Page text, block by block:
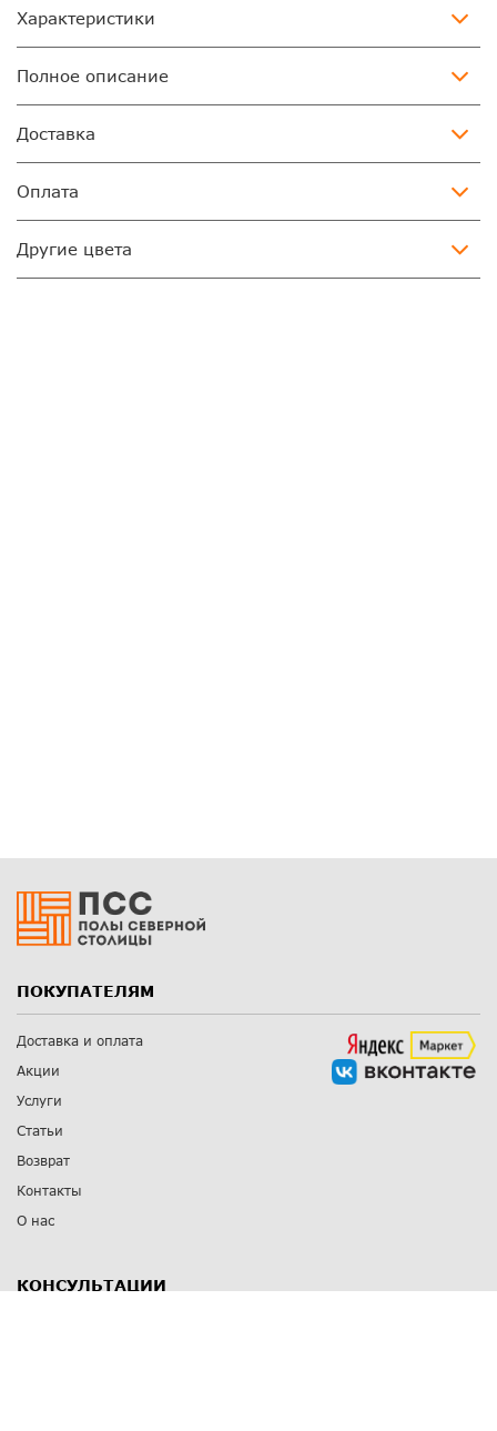
Характеристики
Полное описание
Доставка
Оплата
Другие цвета
ПОКУПАТЕЛЯМ
Доставка и оплата
Акции
Услуги
Статьи
Возврат
Контакты
О нас
КОНСУЛЬТАЦИИ